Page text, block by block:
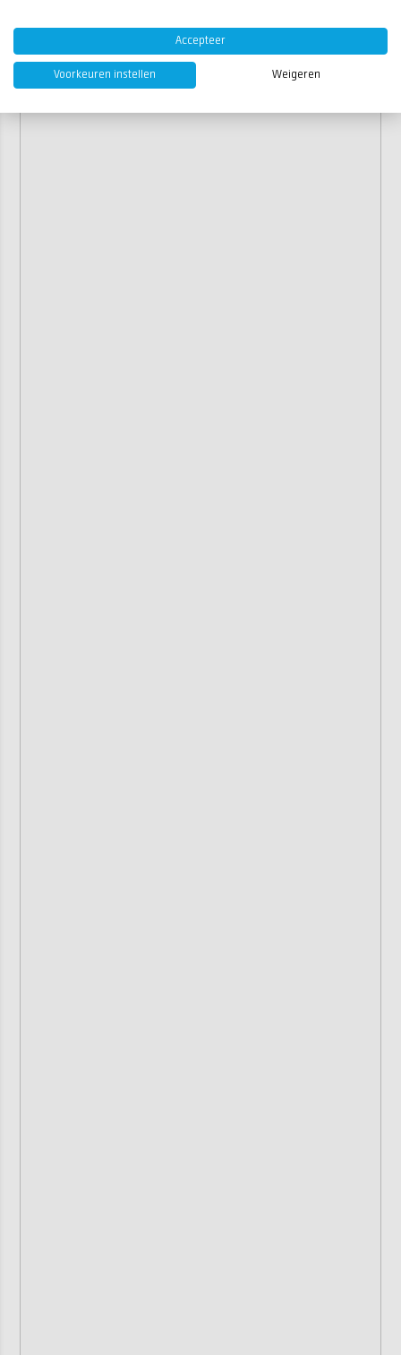
Accepteer
Voorkeuren instellen Weigeren